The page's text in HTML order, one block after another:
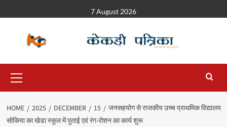
7 August 2026
HOME 2025 DECEMBER 15
जनसहयोग से राजकीय उच्च प्राथमिक विद्यालय
सोकिया का खेडा स्कूल में पुताई एवं रंग-रोशन का कार्य शुरू